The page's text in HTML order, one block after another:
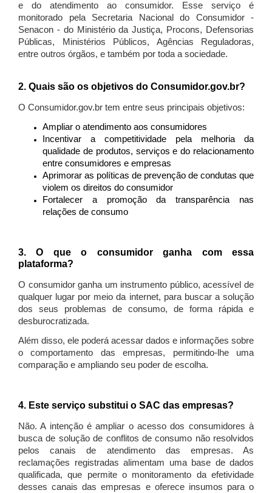
e do atendimento ao consumidor. Esse serviço é
monitorado pela Secretaria Nacional do Consumidor -
Senacon - do Ministério da Justiça, Procons, Defensorias
Públicas, Ministérios Públicos, Agências Reguladoras,
entre outros órgãos, e também por toda a sociedade.
2. Quais são os objetivos do Consumidor.gov.br?
O Consumidor.gov.br tem entre seus principais objetivos:
Ampliar o atendimento aos consumidores
Incentivar a competitividade pela melhoria da
qualidade de produtos, serviços e do relacionamento
entre consumidores e empresas
Aprimorar as políticas de prevenção de condutas que
violem os direitos do consumidor
Fortalecer a promoção da transparência nas
relações de consumo
3. O que o consumidor ganha com essa
plataforma?
O consumidor ganha um instrumento público, acessível de
qualquer lugar por meio da internet, para buscar a solução
dos seus problemas de consumo, de forma rápida e
desburocratizada.
Além disso, ele poderá acessar dados e informações sobre
o comportamento das empresas, permitindo-lhe uma
comparação e ampliando seu poder de escolha.
4. Este serviço substitui o SAC das empresas?
Não. A intenção é ampliar o acesso dos consumidores à
busca de solução de conflitos de consumo não resolvidos
pelos canais de atendimento das empresas. As
reclamações registradas alimentam uma base de dados
qualificada, que permite o monitoramento da efetividade
desses canais das empresas e oferece insumos para o